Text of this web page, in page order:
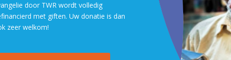
door TWR wordt volledig
met giften. Uw donatie is dan
zeer welkom!